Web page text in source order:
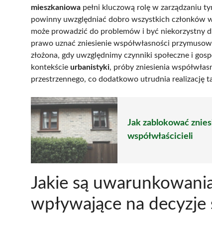
mieszkaniowa pełni kluczową rolę w zarządzaniu
powinny uwzględniać dobro wszystkich członków
może prowadzić do problemów i być niekorzystny
prawo uznać zniesienie współwłasności
złożona, gdy uwzględnimy czynniki społeczne i
kontekście urbanistyki, próby zniesienia
przestrzennego, co dodatkowo utrudnia realizację
Jak zablokować
współwłaścicieli
Jakie są
wpływające na decyzje